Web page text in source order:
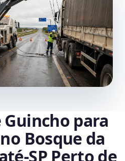
Guincho para
Bosque da
Perto de